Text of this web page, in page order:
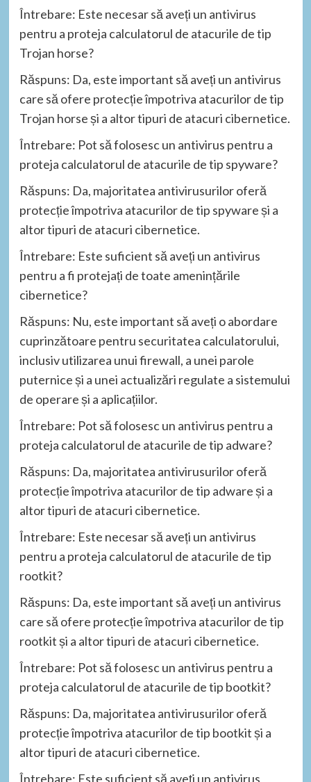
Întrebare: Este necesar să aveți un antivirus
pentru a proteja calculatorul de atacurile de tip
Trojan horse?
Răspuns: Da, este important să aveți un antivirus
care să ofere protecție împotriva atacurilor de tip
Trojan horse și a altor tipuri de atacuri cibernetice.
Întrebare: Pot să folosesc un antivirus pentru a
proteja calculatorul de atacurile de tip spyware?
Răspuns: Da, majoritatea antivirusurilor oferă
protecție împotriva atacurilor de tip spyware și a
altor tipuri de atacuri cibernetice.
Întrebare: Este suficient să aveți un antivirus
pentru a fi protejați de toate amenințările
cibernetice?
Răspuns: Nu, este important să aveți o abordare
cuprinzătoare pentru securitatea calculatorului,
inclusiv utilizarea unui firewall, a unei parole
puternice și a unei actualizări regulate a sistemului
de operare și a aplicațiilor.
Întrebare: Pot să folosesc un antivirus pentru a
proteja calculatorul de atacurile de tip adware?
Răspuns: Da, majoritatea antivirusurilor oferă
protecție împotriva atacurilor de tip adware și a
altor tipuri de atacuri cibernetice.
Întrebare: Este necesar să aveți un antivirus
pentru a proteja calculatorul de atacurile de tip
rootkit?
Răspuns: Da, este important să aveți un antivirus
care să ofere protecție împotriva atacurilor de tip
rootkit și a altor tipuri de atacuri cibernetice.
Întrebare: Pot să folosesc un antivirus pentru a
proteja calculatorul de atacurile de tip bootkit?
Răspuns: Da, majoritatea antivirusurilor oferă
protecție împotriva atacurilor de tip bootkit și a
altor tipuri de atacuri cibernetice.
Întrebare: Este suficient să aveți un antivirus